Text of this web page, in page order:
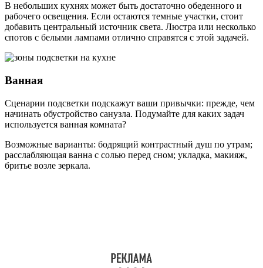
В небольших кухнях может быть достаточно обеденного и
рабочего освещения. Если остаются темные участки, стоит
добавить центральный источник света. Люстра или несколько
спотов с белыми лампами отлично справятся с этой задачей.
Ванная
Сценарии подсветки подскажут ваши привычки: прежде, чем
начинать обустройство санузла. Подумайте для каких задач
используется ванная комната?
Возможные варианты: бодрящий контрастный душ по утрам;
расслабляющая ванна с солью перед сном; укладка, макияж,
бритье возле зеркала.